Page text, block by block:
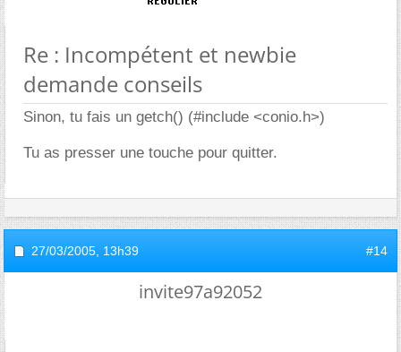
Re : Incompétent et newbie
demande conseils
Sinon, tu fais un getch() (#include <conio.h>)
Tu as presser une touche pour quitter.
27/03/2005, 13h39 #14
invite97a92052